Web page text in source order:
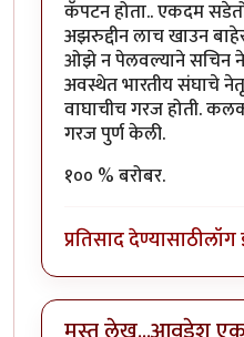
कॅपटन होता.. एकदम
अझरुद्दीन लाच खाउन
ओझे न पेलवल्याने सचिन
अवस्थेत भारतीय संघाचे
वाघाचीच गरज होती.
गरज पुर्ण केली.
१०० % बरोबर.
प्रतिसाद देण्यासाठीलॉग